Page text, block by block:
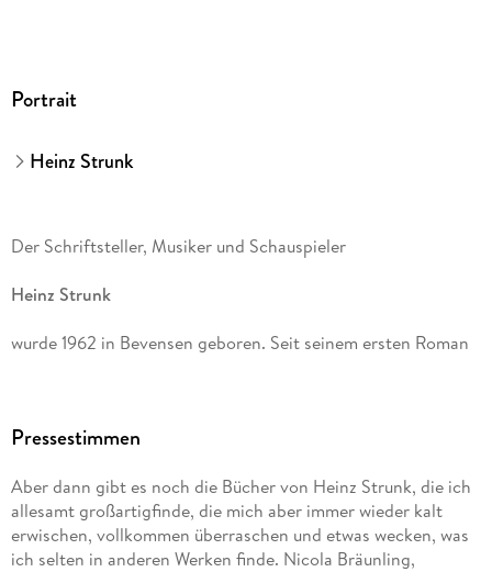
Portrait
Heinz Strunk
Der Schriftsteller, Musiker und Schauspieler
Heinz Strunk
wurde 1962 in Bevensen geboren. Seit seinem ersten Roman
hat er 16 weitere Bücher veröffentlicht.
Der goldene Handschuh
stand monatelang auf der Bestsellerliste; die Verfilmung lief
im Wettbewerb der Berlinale. 2016 wurde der Autor mit dem
Pressestimmen
Aber dann gibt es noch die Bücher von Heinz Strunk, die ich
allesamt großartigfinde, die mich aber immer wieder kalt
erwischen, vollkommen überraschen und etwas wecken, was
ich selten in anderen Werken finde. Nicola Bräunling,